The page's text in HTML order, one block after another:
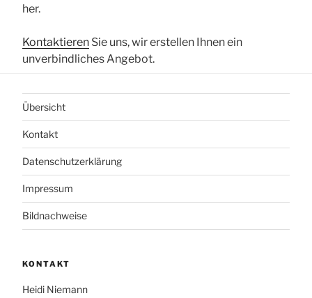
her.
Kontaktieren Sie uns, wir erstellen Ihnen ein
unverbindliches Angebot.
Übersicht
Kontakt
Datenschutzerklärung
Impressum
Bildnachweise
KONTAKT
Heidi Niemann